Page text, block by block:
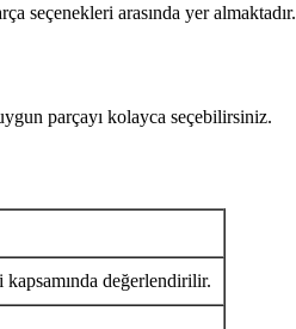
seçenekleri arasında yer almaktadır.
parçayı kolayca seçebilirsiniz.
değerlendirilir.